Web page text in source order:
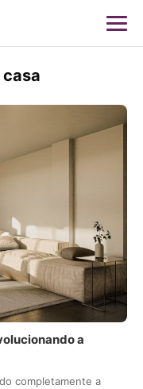
a
completamente a